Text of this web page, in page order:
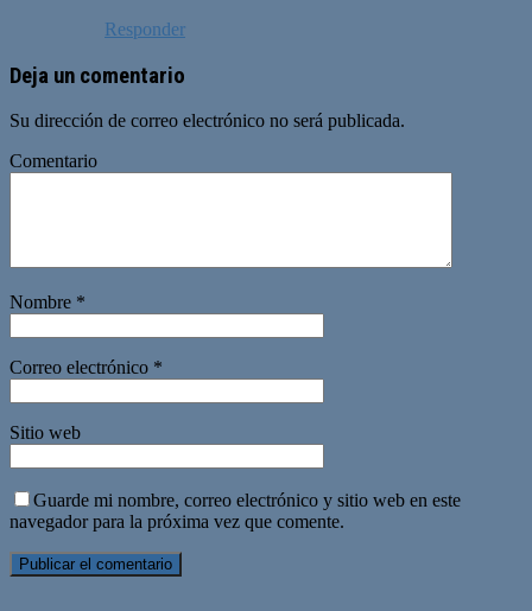
Responder
Deja un comentario
Su dirección de correo electrónico no será publicada.
Comentario
Nombre *
Correo electrónico *
Sitio web
Guarde mi nombre, correo electrónico y sitio web en este
navegador para la próxima vez que comente.